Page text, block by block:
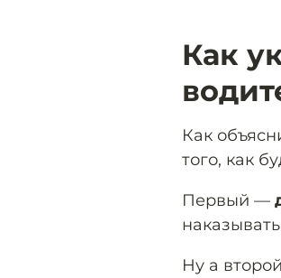
Как
Как
того, как
Первый —
Ну а